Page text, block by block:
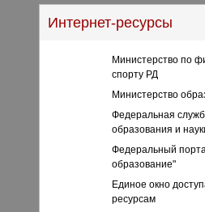
Интернет-ресурсы
Министерство по
спорту РД
Министерство
Федеральная
образования и
Федеральный
образование"
Единое окно
ресурсам